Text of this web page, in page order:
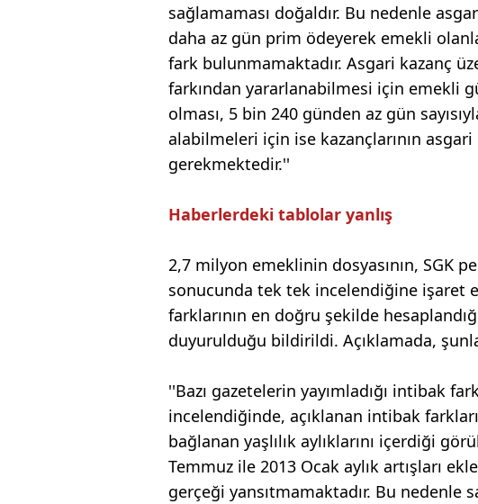
sağlamaması doğaldır. Bu nedenle
daha az gün prim ödeyerek emekli
fark bulunmamaktadır. Asgari kazanç
farkından yararlanabilmesi için emekli
olması, 5 bin 240 günden az gün
alabilmeleri için ise kazançlarının asgari
gerekmektedir.''
Haberlerdeki tablolar yanlış
2,7 milyon emeklinin dosyasının, SGK
sonucunda tek tek incelendiğine işaret
farklarının en doğru şekilde
duyurulduğu bildirildi. Açıklamada,
''Bazı gazetelerin yayımladığı intibak
incelendiğinde, açıklanan intibak
bağlanan yaşlılık aylıklarını içerdiği
Temmuz ile 2013 Ocak aylık artışları
gerçeği yansıtmamaktadır. Bu nedenle